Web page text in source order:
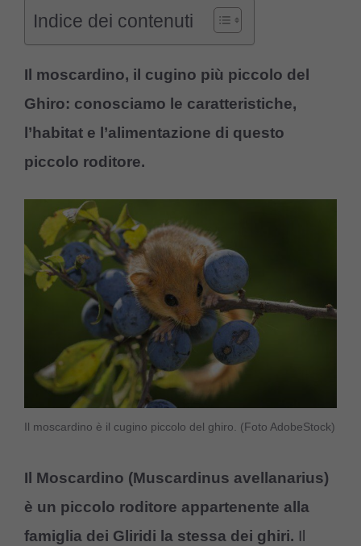
Indice dei contenuti
Il moscardino, il cugino più piccolo del
Ghiro: conosciamo le caratteristiche,
l’habitat e l’alimentazione di questo
piccolo roditore.
Il moscardino è il cugino piccolo del ghiro. (Foto AdobeStock)
Il Moscardino (Muscardinus avellanarius)
è un piccolo roditore appartenente alla
famiglia dei Gliridi la stessa dei ghiri. Il